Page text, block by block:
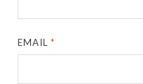
EMAIL*